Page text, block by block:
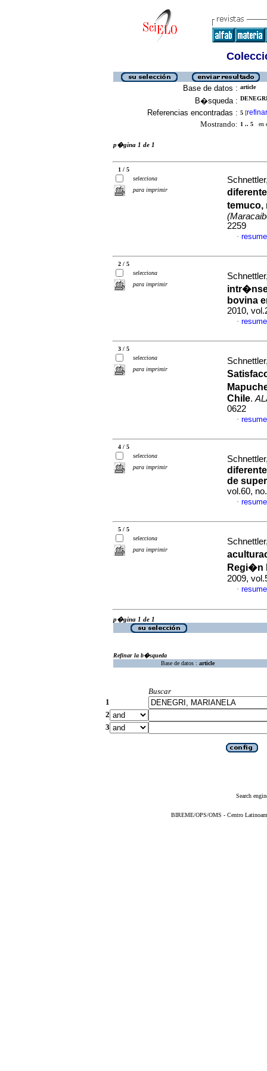
Base de datos : article
B�squeda :
Referencias encontradas : 5 [refinar
Mostrando: 1 .. 5 en
p�gina 1 de 1
1 / 5
selecciona
para imprimir
temuco,
2259
·
2 / 5
selecciona
para imprimir
bovina
2010,
·
3 / 5
selecciona
para imprimir
Chile.
0622
·
4 / 5
selecciona
para imprimir
de
vol.60,
·
5 / 5
selecciona
para imprimir
Regi�n
2009,
·
p�gina 1 de 1
Refinar la b�squeda
Base de datos : article
Buscar
1
2
3
Search
BIREME/OPS/OMS - Centro